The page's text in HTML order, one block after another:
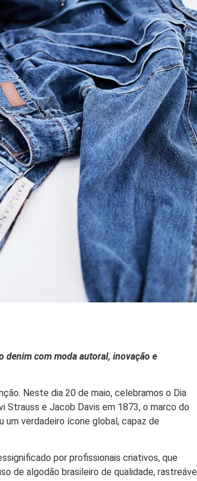
denim com moda autoral, inovação e
Neste dia 20 de maio, celebramos o Dia
Strauss e Jacob Davis em 1873, o marco do
um verdadeiro ícone global, capaz de
por profissionais criativos, que
de algodão brasileiro de qualidade, rastreável